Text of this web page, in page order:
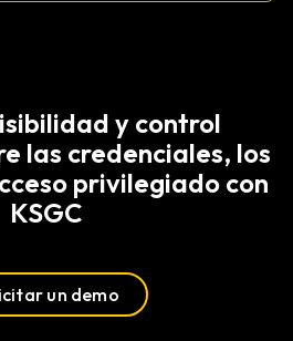
y control
las credenciales, los
privilegiado con
KSGC
un demo